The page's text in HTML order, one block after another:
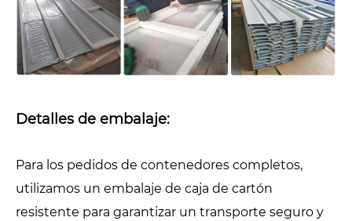
Detalles de embalaje:
Para los pedidos de contenedores completos,
utilizamos un embalaje de caja de cartón
resistente para garantizar un transporte seguro y